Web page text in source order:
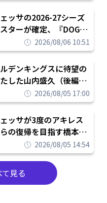
ッサの2026-27シーズ
ターが確定、『DOG
のチームカルチャーを推
果を求めるシーズンへ
2026/08/06 10:51
デンキングスに待望の
した山内盛久（後編）
チナーンチュとしてみ
に思えるチームにして
2026/08/05 17:00
ッサが3度のアキレス
の復帰を目指す橋本拓
を締結「もう一度コート
」
2026/08/05 14:54
て見る